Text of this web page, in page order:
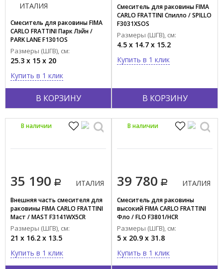
В КОРЗИНУ
ИТАЛИЯ
Смеситель для раковины FIMA
CARLO FRATTINI Парк Лэйн /
PARK LANE F1301OS
Размеры (ШГВ), см:
25.3 x 15 x 20
Купить в 1 клик
В КОРЗИНУ
Смеситель для раковины FIMA
CARLO FRATTINI Спилло / SPILLO
F3031XSOS
Размеры (ШГВ), см:
4.5 x 14.7 x 15.2
Купить в 1 клик
35 190 ИТАЛИЯ
Внешняя часть смесителя для
раковины FIMA CARLO FRATTINI
Маст / MAST F3141WX5CR
Размеры (ШГВ), см:
21 x 16.2 x 13.5
Купить в 1 клик
В наличии
39 780 ИТАЛИЯ
Смеситель для раковины
высокий FIMA CARLO FRATTINI
Фло / FLO F3801/HCR
Размеры (ШГВ), см:
5 x 20.9 x 31.8
Купить в 1 клик
В наличии